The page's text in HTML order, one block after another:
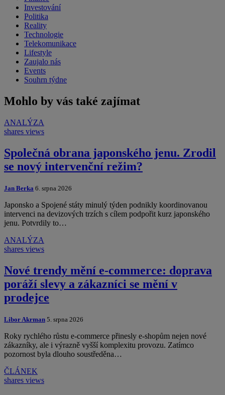
Investování
Politika
Reality
Technologie
Telekomunikace
Lifestyle
Zaujalo nás
Events
Souhrn týdne
Mohlo by vás také zajímat
ANALÝZA
shares views
Společná obrana japonského jenu. Zrodil
se nový intervenční režim?
Jan Berka 6. srpna 2026
Japonsko a Spojené státy minulý týden podnikly koordinovanou
intervenci na devizových trzích s cílem podpořit kurz japonského
jenu. Potvrdily to…
ANALÝZA
shares views
Nové trendy mění e-commerce: doprava
poráží slevy a zákazníci se mění v
prodejce
Libor Akrman 5. srpna 2026
Roky rychlého růstu e-commerce přinesly e-shopům nejen nové
zákazníky, ale i výrazně vyšší komplexitu provozu. Zatímco
pozornost byla dlouho soustředěna…
ČLÁNEK
shares views